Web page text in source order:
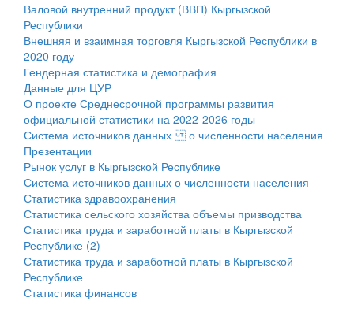
Валовой внутренний продукт (ВВП) Кыргызской
Республики
Внешняя и взаимная торговля Кыргызской Республики в
2020 году
Гендерная статистика и демография
Данные для ЦУР
О проекте Среднесрочной программы развития
официальной статистики на 2022-2026 годы
Система источников данных о численности населения
Презентации
Рынок услуг в Кыргызской Республике
Система источников данных о численности населения
Статистика здравоохранения
Статистика сельского хозяйства объемы призводства
Статистика труда и заработной платы в Кыргызской
Республике (2)
Статистика труда и заработной платы в Кыргызской
Республике
Статистика финансов